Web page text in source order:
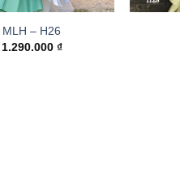
MLH – H26
1.290.000 ₫